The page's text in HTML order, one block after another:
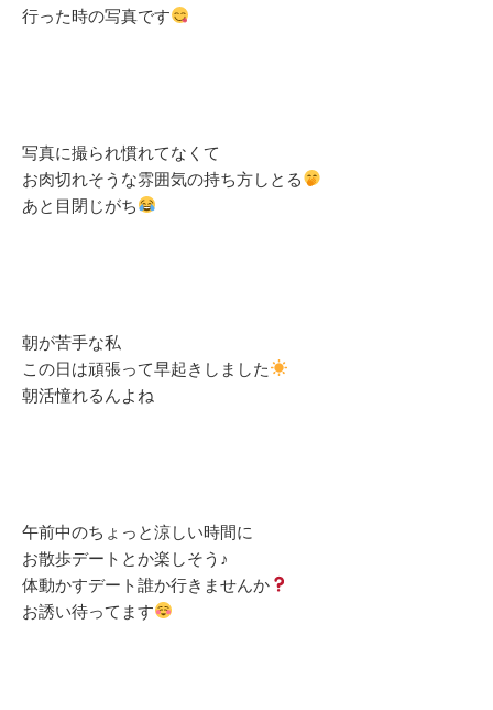
行った時の写真です
写真に撮られ慣れてなくて
お肉切れそうな雰囲気の持ち方しとる
あと目閉じがち
朝が苦手な私
この日は頑張って早起きしました
朝活憧れるんよね
午前中のちょっと涼しい時間に
お散歩デートとか楽しそう♪
体動かすデート誰か行きませんか
お誘い待ってます